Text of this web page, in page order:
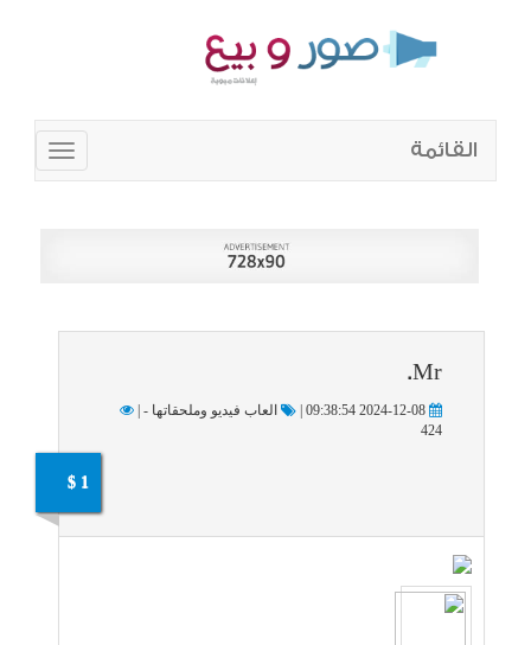
Toggle
navigation
القائمة
العاب فيديو وملحقاتها - |